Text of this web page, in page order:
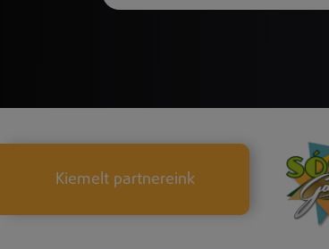
Kiemelt partnereink